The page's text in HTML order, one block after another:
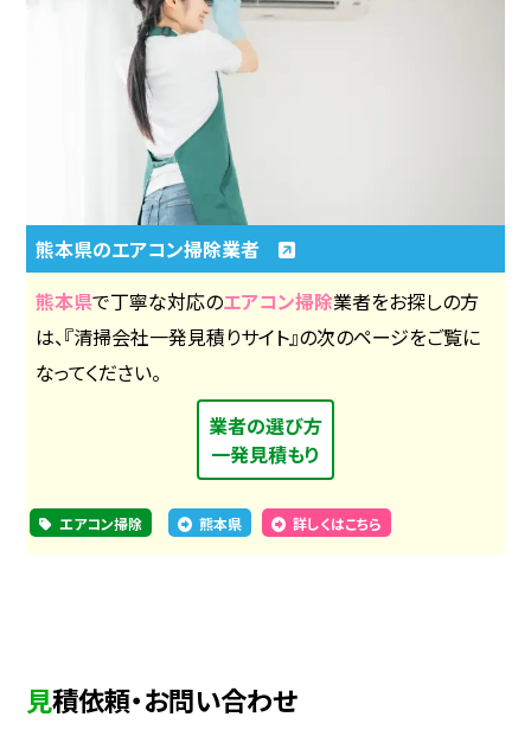
熊本県のエアコン掃除業者
熊本県で丁寧な対応のエアコン掃除業者をお探しの方
は、『清掃会社一発見積りサイト』の次のページをご覧に
なってください。
業者の選び方
一発見積もり
エアコン掃除 熊本県 詳しくはこちら
見積依頼・お問い合わせ